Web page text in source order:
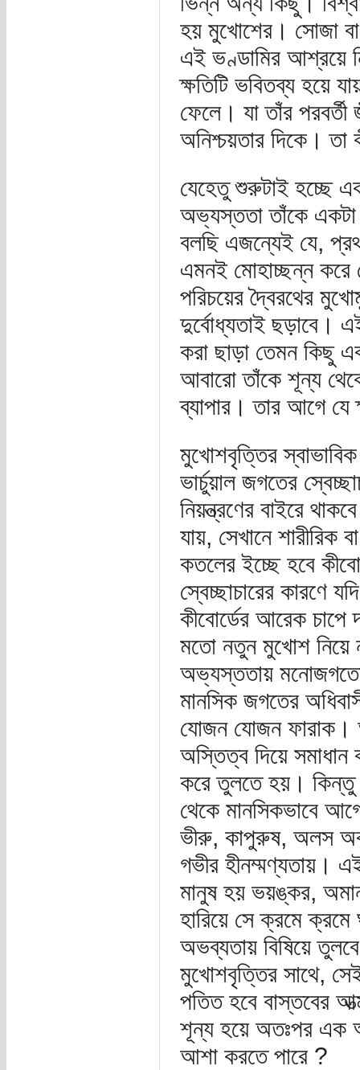
হয় মুখোশের। সোজা
এই ভণ্ডামির আশ্রয়ে
ক্ষতিটি ভবিতব্য হয়ে
ফেলে। যা তাঁর
অনিশ্চয়তার দিকে।
যেহেতু শুরুটাই হচ্ছে
অভ্যস্ততা তাঁকে একটা
বলছি এজন্যেই যে,
এমনই মোহাচ্ছন্ন করে
পরিচয়ের দ্বৈরথের
দুর্বোধ্যতাই ছড়াবে।
করা ছাড়া তেমন কিছু
আবারো তাঁকে শূন্য
ব্যাপার। তার আগে যে
মুখোশবৃত্তির স্বাভাবিক
ভার্চুয়াল জগতের
নিয়ন্ত্রণের বাইরে
যায়, সেখানে
কতলের ইচ্ছে হবে
স্বেচ্ছাচারের কারণে
কীবোর্ডের আরেক
মতো নতুন মুখোশ নিয়ে
অভ্যস্ততায় মনোজগতের
মানসিক জগতের
যোজন যোজন ফারাক।
অস্তিত্ব দিয়ে সমাধান
করে তুলতে হয়। কিন্তু
থেকে মানসিকভাবে
ভীরু, কাপুরুষ, অলস
গভীর হীনম্মণ্যতায়।
মানুষ হয় ভয়ঙ্কর,
হারিয়ে সে ক্রমে
অভব্যতায় বিষিয়ে
মুখোশবৃত্তির সাথে, সেই
পতিত হবে বাস্তবের
শূন্য হয়ে অতঃপর এক
আশা করতে পারে ?